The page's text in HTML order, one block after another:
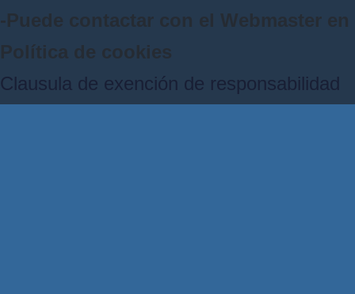
-Puede contactar con el Webmaster
Política de cookies
Clausula de exención de responsabilidad